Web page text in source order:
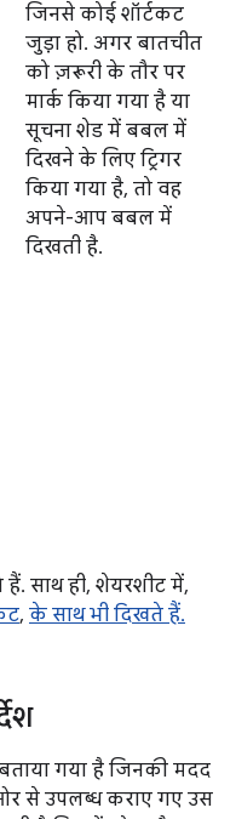
जिनसे कोई शॉर्टकट
जुड़ा हो. अगर बातचीत
को ज़रूरी के तौर पर
मार्क किया गया है या
सूचना शेड में बबल में
दिखने के लिए ट्रिगर
किया गया है, तो वह
अपने-आप बबल में
दिखती है.
साथ ही, शेयरशीट में,
, के साथ भी दिखते हैं.
गया है जिनकी मदद
से उपलब्ध कराए गए उस